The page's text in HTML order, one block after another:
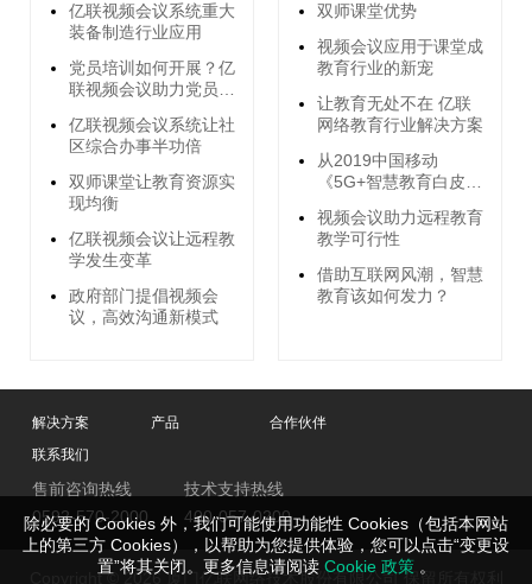
亿联视频会议系统重大
装备制造行业应用
党员培训如何开展？亿
联视频会议助力党员远
亿联视频会议系统让社
区综合办事半功倍
双师课堂让教育资源实
现均衡
亿联视频会议让远程教
学发生变革
政府部门提倡视频会
议，高效沟通新模式
双师课堂优势
视频会议应用于课堂成
教育行业的新宠
让教育无处不在 亿联
网络教育行业解决方案
从2019中国移动
《5G+智慧教育白皮
业发展
视频会议助力远程教育
教学可行性
借助互联网风潮，智慧
教育该如何发力？
解决方案 产品
合作伙伴
联系我们
售前咨询热线
0592-570-2000
技术支持热线
400-057-0200
Copyright © 2026 厦门亿联网络技术股份有限公司 保留所有权利
除必要的 Cookies 外，我们可能使用功能性 Cookies（包括本网站
上的第三方 Cookies），以帮助为您提供体验，您可以点击“变更设
置”将其关闭。更多信息请阅读 Cookie 政策 。